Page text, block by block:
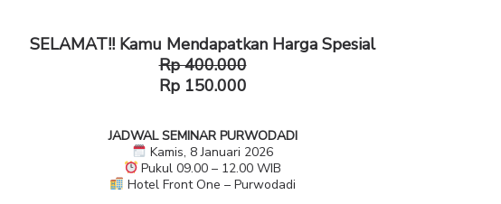
SELAMAT!! Kamu Mendapatkan Harga Spesial
Rp 400.000
Rp 150.000
JADWAL SEMINAR PURWODADI
Kamis, 8 Januari 2026
Pukul 09.00 – 12.00 WIB
Hotel Front One – Purwodadi